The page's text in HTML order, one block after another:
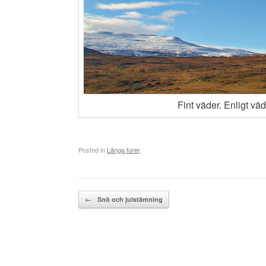
Fint väder. Enligt
Posted in Långa turer.
Post navigation
← Snö och julstämning